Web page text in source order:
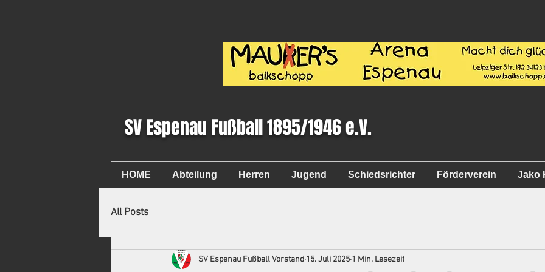
SV Espenau Fußball 1895/1946 e.V.
HOME Abteilung Herren Jugend Schiedsrichter Förderverein Jako
All Posts
SV Espenau Fußball Vorstand 15. Juli 2025 1 Min. Lesezeit